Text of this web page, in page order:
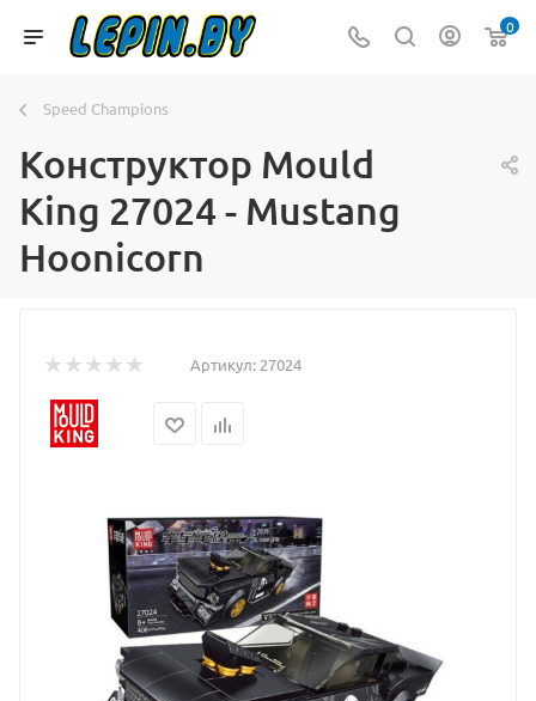
0
Speed Champions
Конструктор Mould
King 27024 - Mustang
Hoonicorn
Артикул: 27024